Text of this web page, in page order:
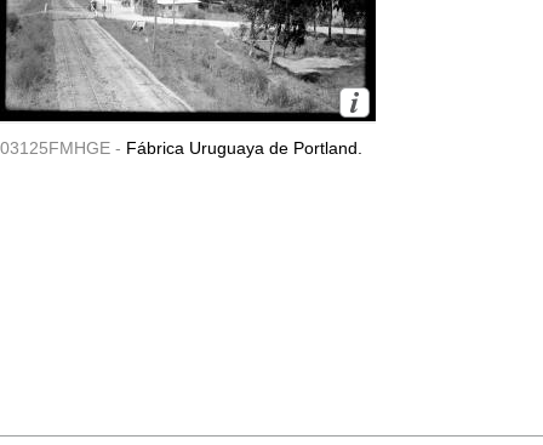
03125FMHGE - Fábrica Uruguaya de Portland.